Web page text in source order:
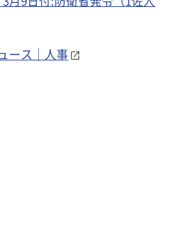
ース｜人事